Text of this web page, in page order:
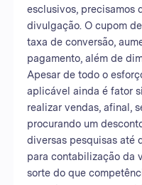
esclusivos, precisamos
divulgação. O cupom
taxa de conversão,
pagamento, além de
Apesar de todo o
aplicável ainda é fator
realizar vendas, afinal,
procurando um
diversas pesquisas até
para contabilização da
sorte do que